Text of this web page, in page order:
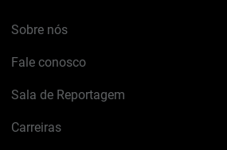
Sobre nós
Fale conosco
Sala de Reportagem
Carreiras